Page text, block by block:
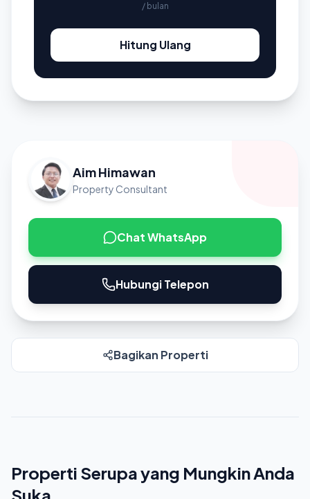
/ bulan
Hitung Ulang
Aim Himawan
Property Consultant
Chat WhatsApp
Hubungi Telepon
Bagikan Properti
Properti Serupa yang Mungkin Anda
Suka